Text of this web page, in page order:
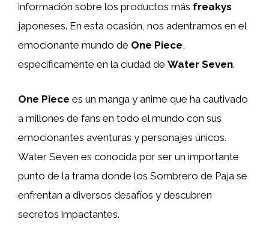
información sobre los productos más freakys
japoneses. En esta ocasión, nos adentramos en el
emocionante mundo de One Piece,
específicamente en la ciudad de Water Seven.
One Piece es un manga y anime que ha cautivado
a millones de fans en todo el mundo con sus
emocionantes aventuras y personajes únicos.
Water Seven es conocida por ser un importante
punto de la trama donde los Sombrero de Paja se
enfrentan a diversos desafíos y descubren
secretos impactantes.